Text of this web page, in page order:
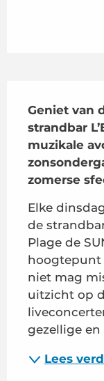
Geniet van
strandbar
muzikale
zomerse
Elke
de
Plage de
hoogtepunt
niet mag
uitzicht op
gezellige en
Lees